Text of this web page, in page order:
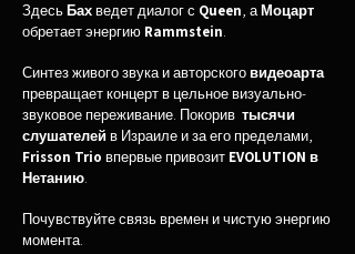
ЗдесьБах ведет диалог с Queen, аМоцарт
обретает энергию Rammstein.
Синтез живого звука и авторского видеоарта
превращает концерт в цельное визуально-
звуковое переживание. Покорив тысячи
слушателей в Израиле и за его пределами,
Frisson Trio впервые привозит EVOLUTION в
Нетанию.
Почувствуйте связь времен и чистую энергию
момента.